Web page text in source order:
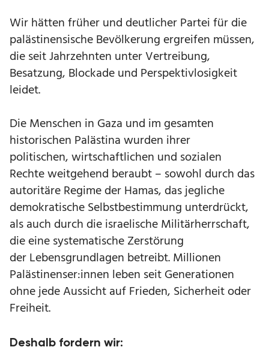
Wir hätten früher und deutlicher Partei für die
palästinensische Bevölkerung ergreifen müssen,
die seit Jahrzehnten unter Vertreibung,
Besatzung, Blockade und Perspektivlosigkeit
leidet.
Die Menschen in Gaza und im gesamten
historischen Palästina wurden ihrer
politischen, wirtschaftlichen und sozialen
Rechte weitgehend beraubt – sowohl durch das
autoritäre Regime der Hamas, das jegliche
demokratische Selbstbestimmung unterdrückt,
als auch durch die israelische Militärherrschaft,
die eine systematische Zerstörung
der Lebensgrundlagen betreibt. Millionen
Palästinenser:innen leben seit Generationen
ohne jede Aussicht auf Frieden, Sicherheit oder
Freiheit.
Deshalb fordern wir: